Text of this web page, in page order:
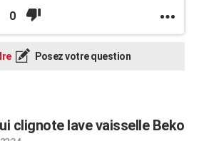
0
Posez votre question
clignote lave vaisselle Beko